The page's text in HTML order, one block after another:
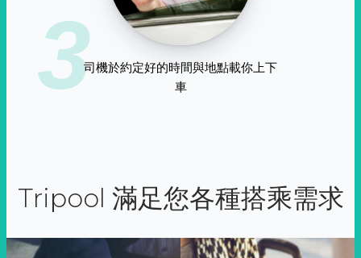
3司機於約定好的時間與地點載你上下
車
Tripool 滿足您各種搭乘需求